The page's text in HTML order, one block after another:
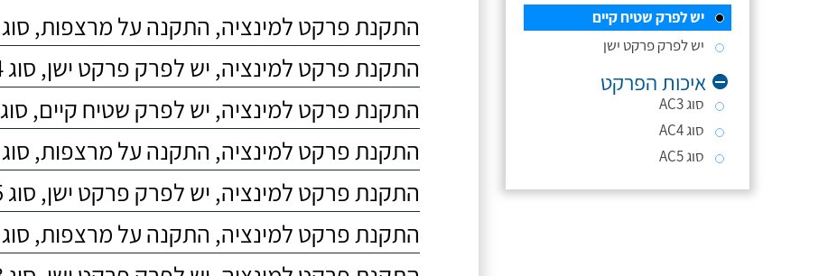
יש לפרק שטיח קיים
יש לפרק פרקט ישן
איכות הפרקט
סוג AC3
סוג AC4
סוג AC5
התקנת פרקט למינציה, התקנה על מרצפות, סוג AC4
התקנת פרקט למינציה, יש לפרק פרקט ישן, סוג AC4
התקנת פרקט למינציה, יש לפרק שטיח קיים, סוג AC4
התקנת פרקט למינציה, התקנה על מרצפות, סוג AC3
התקנת פרקט למינציה, יש לפרק פרקט ישן, סוג AC5
התקנת פרקט למינציה, התקנה על מרצפות, סוג AC5